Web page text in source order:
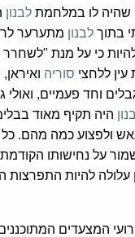
שהיה לו במלחמת לבנון
בתוך לבנון מתערער
כי על מנת "לשחרר
עין ללחצי סוריה ואיראן,
וחד פעמיים, ואולי
היה תקיף מאוד
ולפצוע כמה מהם. כל
על נחישותו הקודמת
להיות התפרצות
המצעדים